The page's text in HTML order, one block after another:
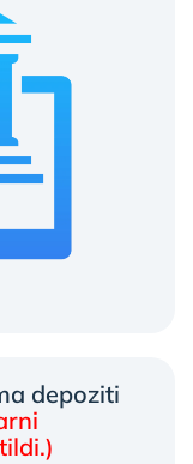
depoziti